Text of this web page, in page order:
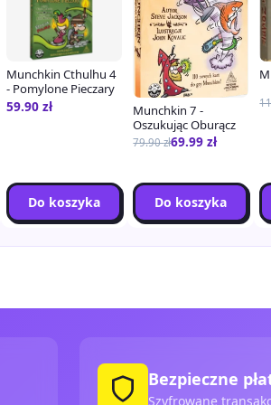
Munchkin Cthulhu 4
- Pomylone Pieczary
59.90zł
Do koszyka
Munchkin 7 -
Oszukując Oburącz
79.90zł69.99zł
Do koszyka
Bezpieczne
Szyfrowane